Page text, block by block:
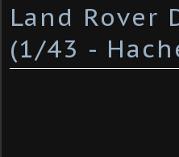
Land Rover
(1/43 -